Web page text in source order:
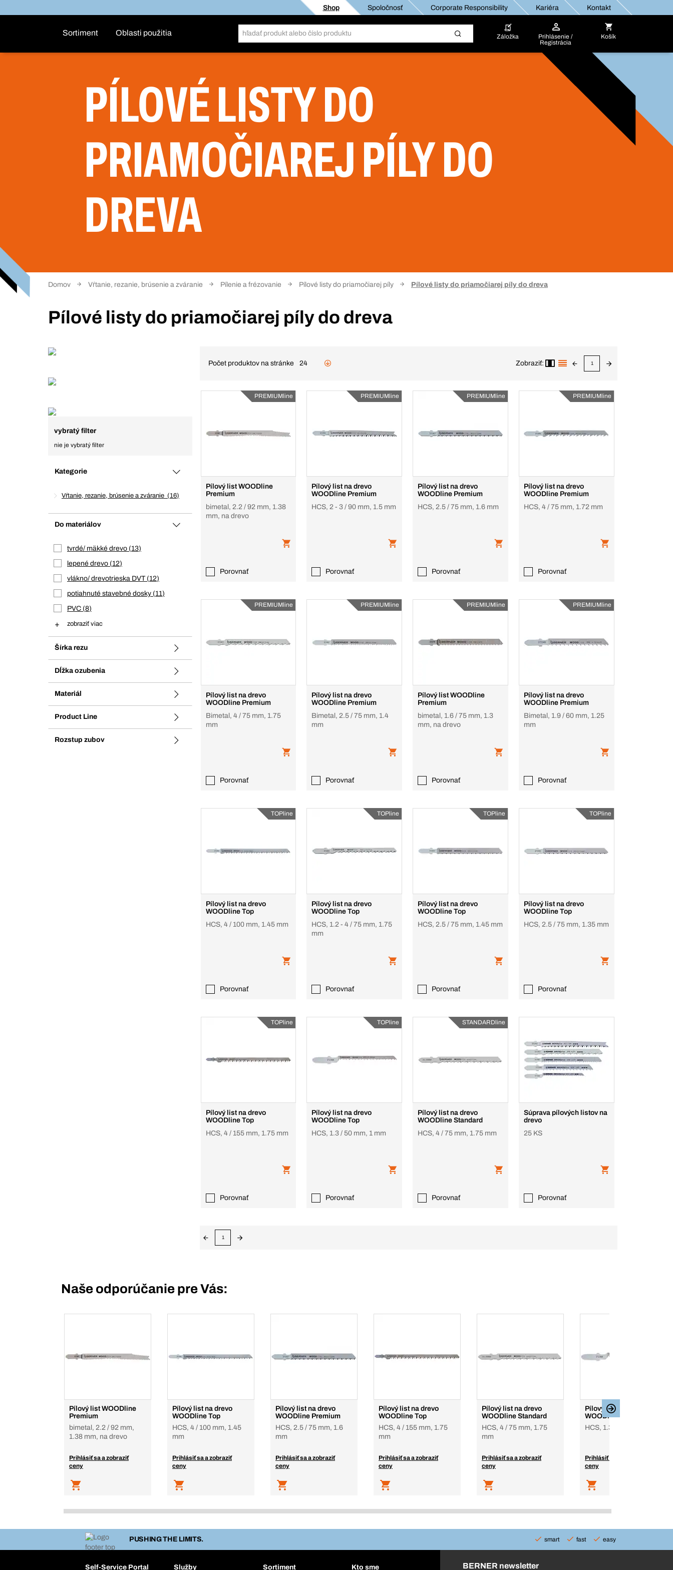
Shop Spoločnosť Corporate Responsibility Kariéra Kontakt
Sortiment Oblasti použitia Záložka
Prihlásenie /
Registrácia
Košík
PÍLOVÉ LISTY DO
PRIAMOČIAREJ PÍLY DO
DREVA
Domov Vŕtanie, rezanie, brúsenie a zváranie Pílenie a frézovanie Pílové listy do priamočiarej píly Pílové listy do priamočiarej píly do dreva
Pílové listy do priamočiarej píly do dreva
vybratý filter
nie je vybratý filter
Kategorie
Vŕtanie, rezanie, brúsenie a zváranie 16
Do materiálov
tvrdé/ mäkké drevo 13
lepené drevo 12
vlákno/ drevotrieska DVT 12
potiahnuté stavebné dosky 11
PVC 8
zobraziť viac
Šírka rezu
Dĺžka ozubenia
Materiál
Product Line
Rozstup zubov
Počet produktov na stránke 24 Zobraziť: 1
PREMIUMline
Pílový list WOODline
Premium
bimetal, 2.2 / 92 mm, 1.38
mm, na drevo
Porovnať
PREMIUMline
Pílový list na drevo
WOODline Premium
HCS, 2 - 3 / 90 mm, 1.5 mm
Porovnať
PREMIUMline
Pílový list na drevo
WOODline Premium
HCS, 2.5 / 75 mm, 1.6 mm
Porovnať
PREMIUMline
Pílový list na drevo
WOODline Premium
HCS, 4 / 75 mm, 1.72 mm
Porovnať
PREMIUMline
Pílový list na drevo
WOODline Premium
Bimetal, 4 / 75 mm, 1.75
mm
Porovnať
PREMIUMline
Pílový list na drevo
WOODline Premium
Bimetal, 2.5 / 75 mm, 1.4
mm
Porovnať
PREMIUMline
Pílový list WOODline
Premium
bimetal, 1.6 / 75 mm, 1.3
mm, na drevo
Porovnať
PREMIUMline
Pílový list na drevo
WOODline Premium
Bimetal, 1.9 / 60 mm, 1.25
mm
Porovnať
TOPline
Pílový list na drevo
WOODline Top
HCS, 4 / 100 mm, 1.45 mm
Porovnať
TOPline
Pílový list na drevo
WOODline Top
HCS, 1.2 - 4 / 75 mm, 1.75
mm
Porovnať
TOPline
Pílový list na drevo
WOODline Top
HCS, 2.5 / 75 mm, 1.45 mm
Porovnať
TOPline
Pílový list na drevo
WOODline Top
HCS, 2.5 / 75 mm, 1.35 mm
Porovnať
TOPline
Pílový list na drevo
WOODline Top
HCS, 4 / 155 mm, 1.75 mm
Porovnať
TOPline
Pílový list na drevo
WOODline Top
HCS, 1.3 / 50 mm, 1 mm
Porovnať
STANDARDline
Pílový list na drevo
WOODline Standard
HCS, 4 / 75 mm, 1.75 mm
Porovnať
Súprava pílových listov na
drevo
25 KS
Porovnať
1
Naše odporúčanie pre Vás:
Pílový list WOODline
Premium
bimetal, 2.2 / 92 mm,
1.38 mm, na drevo
Prihlásiť sa a zobraziť
ceny
Pílový list na drevo
WOODline Top
HCS, 4 / 100 mm, 1.45
mm
Prihlásiť sa a zobraziť
ceny
Pílový list na drevo
WOODline Premium
HCS, 2.5 / 75 mm, 1.6
mm
Prihlásiť sa a zobraziť
ceny
Pílový list na drevo
WOODline Top
HCS, 4 / 155 mm, 1.75
mm
Prihlásiť sa a zobraziť
ceny
Pílový list na drevo
WOODline Standard
HCS, 4 / 75 mm, 1.75
mm
Prihlásiť sa a zobraziť
ceny
Pílový list na drevo
WOODline Top
HCS, 1.3 / 50 mm, 1 mm
Prihlásiť sa a zobraziť
ceny
PUSHING THE LIMITS. smart fast easy
Self-Service Portal Služby Sortiment Kto sme BERNER newsletter